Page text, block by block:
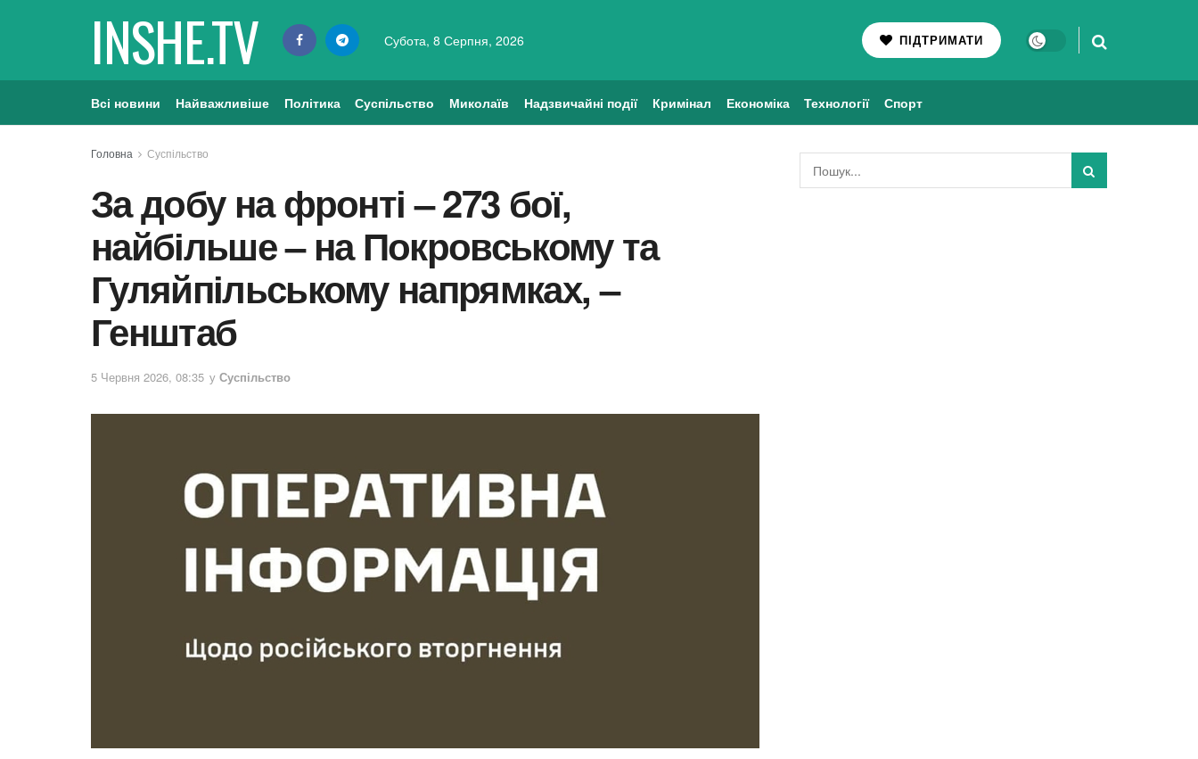
INSHE.TV Субота, 8 Серпня, 2026 ПІДТРИМАТИ
Всі новини Найважливіше Політика Суспільство Миколаїв Надзвичайні події Кримінал Економіка Технології Спорт
Головна Суспільство
За добу на фронті – 273 бої,
найбільше – на Покровському та
Гуляйпільському напрямках, –
Генштаб
5 Червня 2026, 08:35 у Суспільство